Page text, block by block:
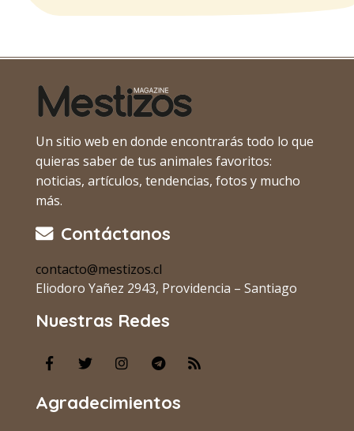
Un sitio web en donde encontrarás todo lo que
quieras saber de tus animales favoritos:
noticias, artículos, tendencias, fotos y mucho
más.
Contáctanos
contacto@mestizos.cl
Eliodoro Yañez 2943, Providencia – Santiago
Nuestras Redes
Agradecimientos